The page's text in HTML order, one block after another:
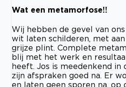
Wat een metamorfose!!
Wij hebben de gevel van
wit laten schilderen, met
grijze plint. Complete
blij met het werk en
heeft. Jos is meedenkend in
zijn afspraken goed na. Er
en laten geen sporen na,